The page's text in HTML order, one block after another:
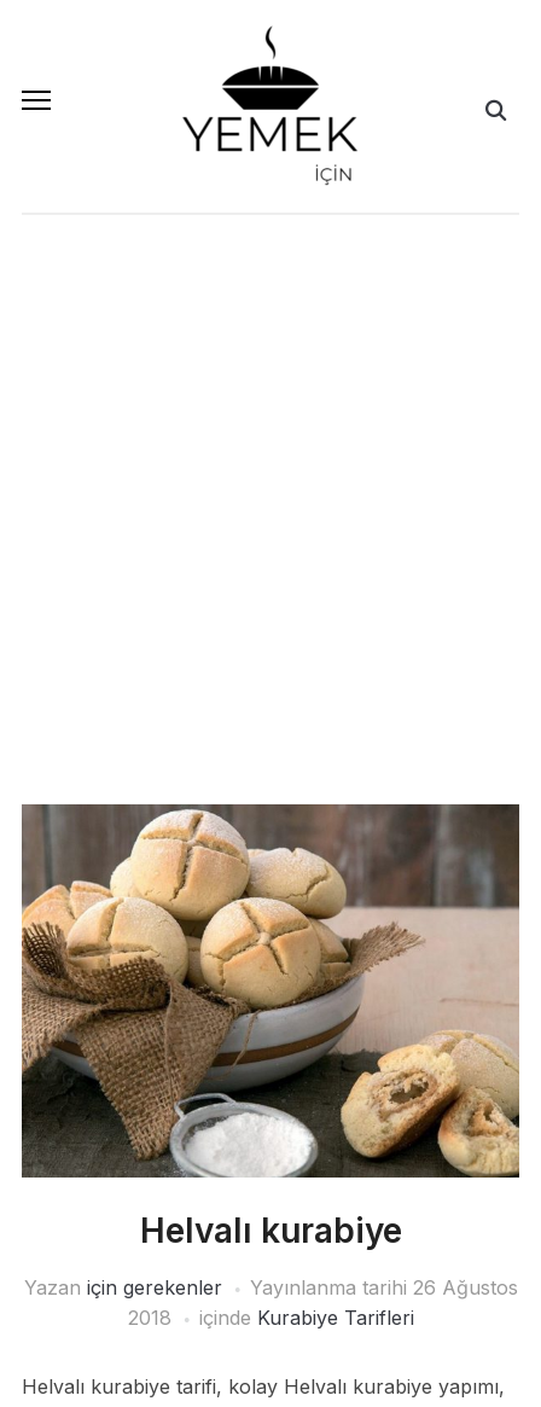
Helvalı kurabiye
Yazan için gerekenler Yayınlanma tarihi 26 Ağustos
2018
içinde Kurabiye Tarifleri
Helvalı kurabiye tarifi, kolay Helvalı kurabiye yapımı,